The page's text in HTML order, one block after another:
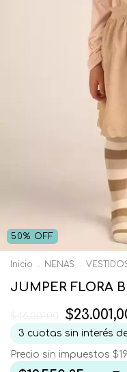
50% OFF
Inicio . NENAS .
JUMPER FLORA
3 cuotas sin interés
Precio sin impuestos